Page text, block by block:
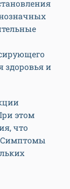
здоровья и
этом
что
Симптомы